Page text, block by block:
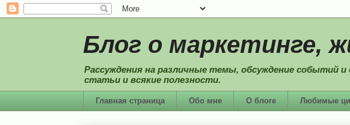
Блог о маркетинге,
Рассуждения на различные темы, обсуждение событий
статьи и всякие полезности.
Главная страница Обо мне О блоге Любимые